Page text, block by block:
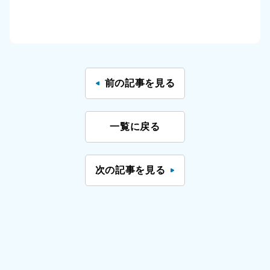
前の記事を見る
一覧に戻る
次の記事を見る